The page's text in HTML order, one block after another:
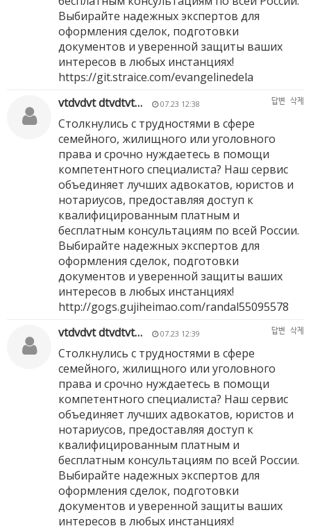
Выбирайте надежных экспертов для
оформления сделок, подготовки
документов и уверенной защиты ваших
интересов в любых инстанциях!
https://git.straice.com/evangelinedela
vtdvdvt dtvdtvt…
07.23 12:38 답변 삭제
Столкнулись с трудностями в сфере
семейного, жилищного или уголовного
права и срочно нуждаетесь в помощи
компетентного специалиста? Наш сервис
объединяет лучших адвокатов, юристов и
нотариусов, предоставляя доступ к
квалифицированным платным и
бесплатным консультациям по всей России.
Выбирайте надежных экспертов для
оформления сделок, подготовки
документов и уверенной защиты ваших
интересов в любых инстанциях!
http://gogs.gujiheimao.com/randal55095578
vtdvdvt dtvdtvt…
07.23 12:39 답변 삭제
Столкнулись с трудностями в сфере
семейного, жилищного или уголовного
права и срочно нуждаетесь в помощи
компетентного специалиста? Наш сервис
объединяет лучших адвокатов, юристов и
нотариусов, предоставляя доступ к
квалифицированным платным и
бесплатным консультациям по всей России.
Выбирайте надежных экспертов для
оформления сделок, подготовки
документов и уверенной защиты ваших
интересов в любых инстанциях!